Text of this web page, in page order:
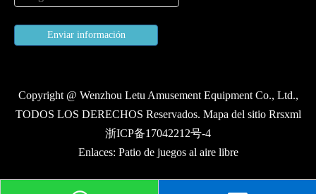
Enviar información
Copyright @ Wenzhou Letu Amusement Equipment Co., Ltd.,
TODOS LOS DERECHOS Reservados. Mapa del sitio Rrsxml
浙ICP备17042212号-4
Enlaces: Patio de juegos al aire libre